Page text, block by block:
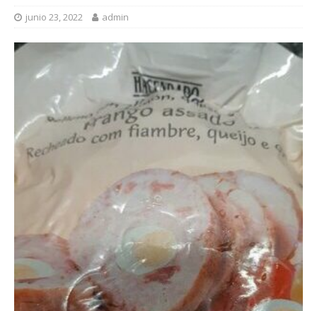
junio 23, 2022 admin